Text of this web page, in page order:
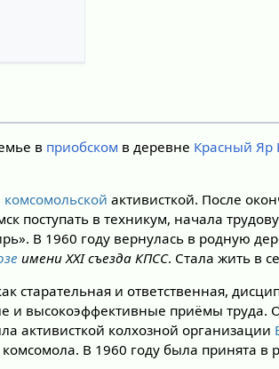
в приобском в деревне Красный Яр
комсомольской активисткой. После
поступать в техникум, начала
В 1960 году вернулась в родную
имени XXI съезда КПСС. Стала жить в
старательная и ответственная,
и высокоэффективные приёмы труда.
активисткой колхозной организации
В 1960 году была принята в